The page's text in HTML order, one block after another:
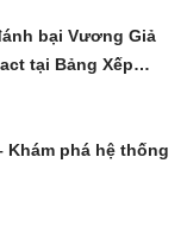
bại Vương Giả
tại Bảng Xếp
Khám phá hệ thống